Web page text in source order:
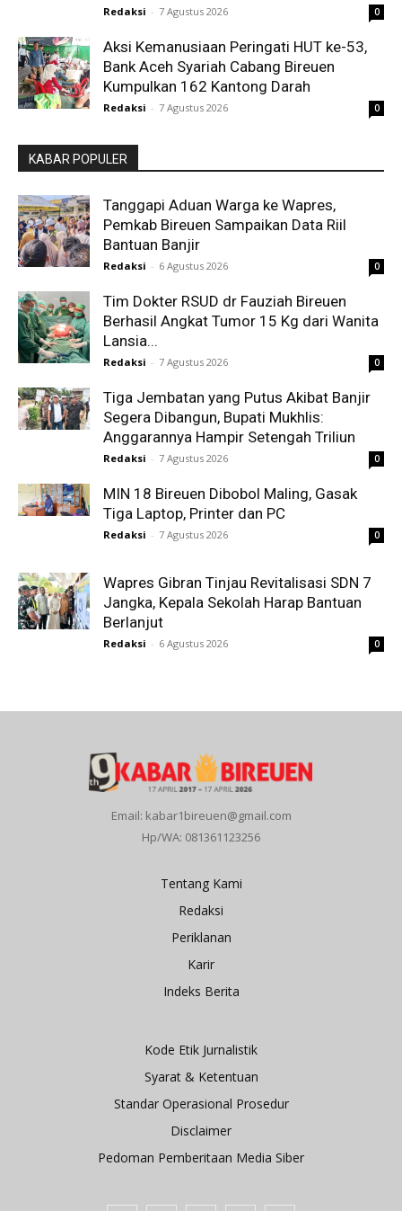
Redaksi - 7 Agustus 2026 0
Aksi Kemanusiaan Peringati HUT ke-53,
Bank Aceh Syariah Cabang Bireuen
Kumpulkan 162 Kantong Darah
Redaksi - 7 Agustus 2026 0
KABAR POPULER
Tanggapi Aduan Warga ke Wapres,
Pemkab Bireuen Sampaikan Data Riil
Bantuan Banjir
Redaksi - 6 Agustus 2026 0
Tim Dokter RSUD dr Fauziah Bireuen
Berhasil Angkat Tumor 15 Kg dari Wanita
Lansia...
Redaksi - 7 Agustus 2026 0
Tiga Jembatan yang Putus Akibat Banjir
Segera Dibangun, Bupati Mukhlis:
Anggarannya Hampir Setengah Triliun
Redaksi - 7 Agustus 2026 0
MIN 18 Bireuen Dibobol Maling, Gasak
Tiga Laptop, Printer dan PC
Redaksi - 7 Agustus 2026 0
Wapres Gibran Tinjau Revitalisasi SDN 7
Jangka, Kepala Sekolah Harap Bantuan
Berlanjut
Redaksi - 6 Agustus 2026 0
Email: kabar1bireuen@gmail.com
Hp/WA: 081361123256
Tentang Kami
Redaksi
Periklanan
Karir
Indeks Berita
Kode Etik Jurnalistik
Syarat & Ketentuan
Standar Operasional Prosedur
Disclaimer
Pedoman Pemberitaan Media Siber